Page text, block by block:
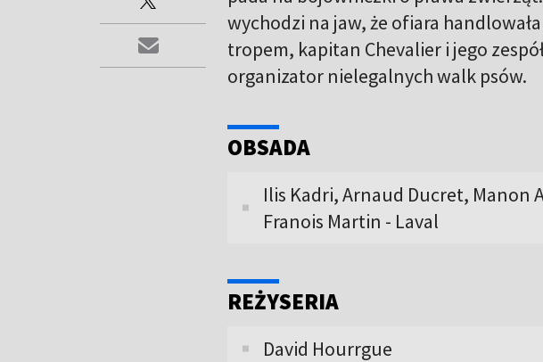
wychodzi na jaw, że ofiara
tropem, kapitan Chevalier i jego
organizator nielegalnych walk psów.
OBSADA
Ilis Kadri, Arnaud Ducret, Manon
Franois Martin - Laval
REŻYSERIA
David Hourrgue